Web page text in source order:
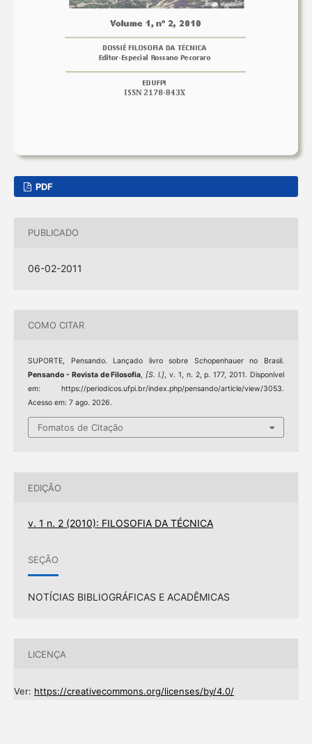
PDF
PUBLICADO
06-02-2011
COMO CITAR
SUPORTE, Pensando. Lançado livro sobre Schopenhauer no Brasil.
Pensando - Revista de Filosofia,[S. l.], v. 1, n. 2, p. 177, 2011. Disponível
em: https://periodicos.ufpi.br/index.php/pensando/article/view/3053.
Acesso em: 7 ago. 2026.
Fomatos de Citação
EDIÇÃO
v. 1 n. 2 (2010): FILOSOFIA DA TÉCNICA
SEÇÃO
NOTÍCIAS BIBLIOGRÁFICAS E ACADÊMICAS
LICENÇA
Ver: https://creativecommons.org/licenses/by/4.0/